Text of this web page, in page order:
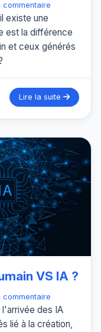
commentaire
existe une
est la différence
et ceux générés
Lire la suite
VS IA ?
commentaire
des IA
lié à la création,